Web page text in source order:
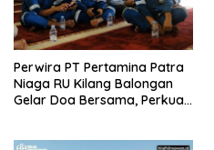
Perwira PT Pertamina Patra
Niaga RU Kilang Balongan
Gelar Doa Bersama, Perkuat